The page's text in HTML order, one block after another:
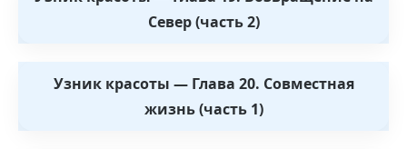
Север (часть 2)
Узник красоты — Глава 20. Совместная
жизнь (часть 1)